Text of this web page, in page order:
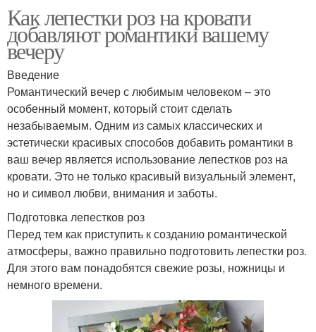
Как лепестки роз на кровати
добавляют романтики вашему
вечеру
Введение
Романтический вечер с любимым человеком – это
особенный момент, который стоит сделать
незабываемым. Одним из самых классических и
эстетически красивых способов добавить романтики в
ваш вечер является использование лепестков роз на
кровати. Это не только красивый визуальный элемент,
но и символ любви, внимания и заботы.
Подготовка лепестков роз
Перед тем как приступить к созданию романтической
атмосферы, важно правильно подготовить лепестки роз.
Для этого вам понадобятся свежие розы, ножницы и
немного времени.